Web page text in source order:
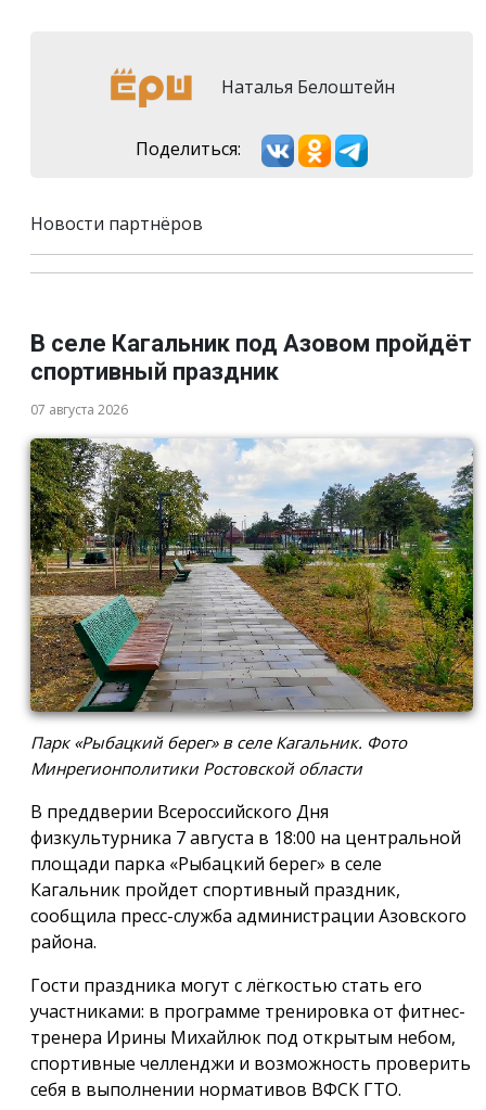
Наталья Белоштейн
Поделиться:
Новости партнёров
В селе Кагальник под Азовом пройдёт
спортивный праздник
07 августа 2026
Парк «Рыбацкий берег» в селе Кагальник. Фото
Минрегионполитики Ростовской области
В преддверии Всероссийского Дня
физкультурника 7 августа в 18:00 на центральной
площади парка «Рыбацкий берег» в селе
Кагальник пройдет спортивный праздник,
сообщила пресс-служба администрации Азовского
района.
Гости праздника могут с лёгкостью стать его
участниками: в программе тренировка от фитнес-
тренера Ирины Михайлюк под открытым небом,
спортивные челленджи и возможность проверить
себя в выполнении нормативов ВФСК ГТО.